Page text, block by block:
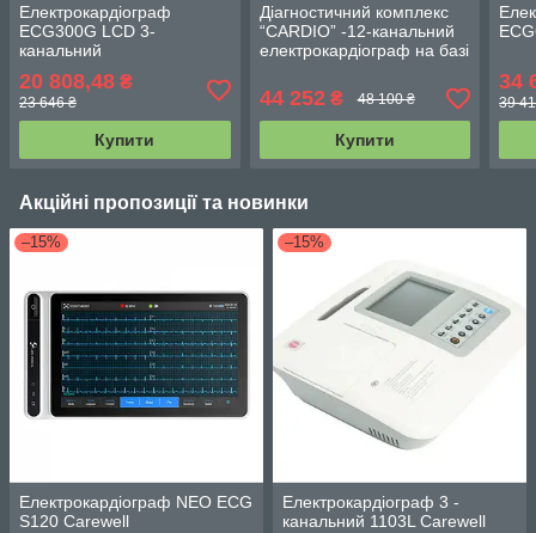
Електрокардіограф
ECG300G LCD 3-
канальний
20 808,48 ₴
23 646 ₴
Купити
Діагностичний комплекс
“CARDIO” -12-канальний
електрокардіограф на базі
44 252₴ 48 100 ₴
Купити
34
39
Акційні пропозиції та новинки
–15%
Електрокардіограф NEO ECG
S120 Carewell
–15%
Електрокардіограф 3 -
канальний 1103L Carewell